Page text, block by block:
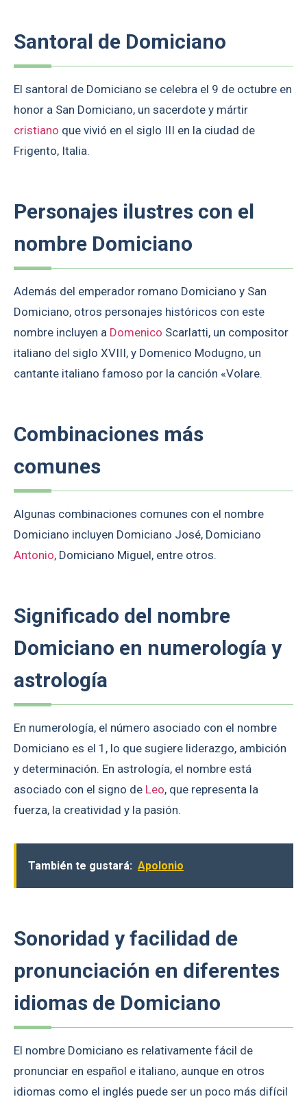
Santoral de Domiciano
El santoral de Domiciano se celebra el 9 de octubre en
honor a San Domiciano, un sacerdote y mártir
cristiano que vivió en el siglo III en la ciudad de
Frigento, Italia.
Personajes ilustres con el
nombre Domiciano
Además del emperador romano Domiciano y San
Domiciano, otros personajes históricos con este
nombre incluyen a Domenico Scarlatti, un compositor
italiano del siglo XVIII, y Domenico Modugno, un
cantante italiano famoso por la canción «Volare.
Combinaciones más
comunes
Algunas combinaciones comunes con el nombre
Domiciano incluyen Domiciano José, Domiciano
Antonio, Domiciano Miguel, entre otros.
Significado del nombre
Domiciano en numerología y
astrología
En numerología, el número asociado con el nombre
Domiciano es el 1, lo que sugiere liderazgo, ambición
y determinación. En astrología, el nombre está
asociado con el signo de Leo, que representa la
fuerza, la creatividad y la pasión.
También te gustará: Apolonio
Sonoridad y facilidad de
pronunciación en diferentes
idiomas de Domiciano
El nombre Domiciano es relativamente fácil de
pronunciar en español e italiano, aunque en otros
idiomas como el inglés puede ser un poco más difícil